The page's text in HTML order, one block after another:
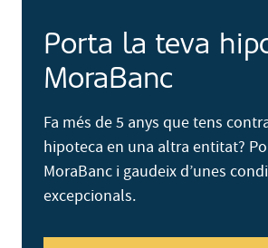
Porta la teva
MoraBanc
Fa més de 5 anys que tens
hipoteca en una altra entitat?
MoraBanc i gaudeix d’unes
excepcionals.